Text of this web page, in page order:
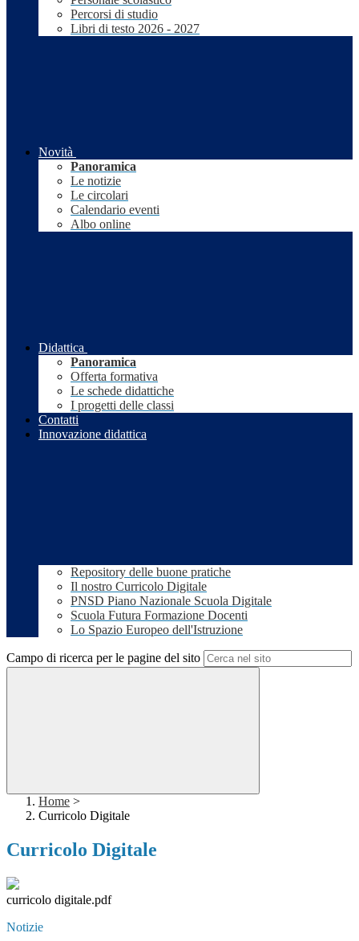
Percorsi di studio
Libri di testo 2026 - 2027
Novità
Panoramica
Le notizie
Le circolari
Calendario eventi
Albo online
Didattica
Panoramica
Offerta formativa
Le schede didattiche
I progetti delle classi
Contatti
Innovazione didattica
Repository delle buone pratiche
Il nostro Curricolo Digitale
PNSD Piano Nazionale Scuola Digitale
Scuola Futura Formazione Docenti
Lo Spazio Europeo dell'Istruzione
Campo di ricerca per le pagine del sito
Home >
Curricolo Digitale
Curricolo Digitale
curricolo digitale.pdf
Notizie